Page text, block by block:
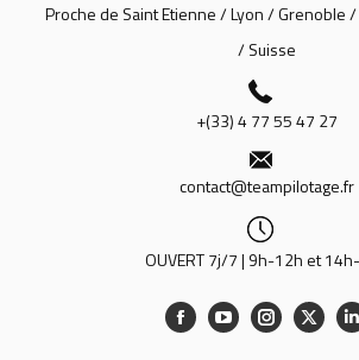
Proche de Saint Etienne / Lyon / Grenoble
/ Suisse
+(33) 4 77 55 47 27
contact@teampilotage.fr
OUVERT 7j/7 | 9h-12h et